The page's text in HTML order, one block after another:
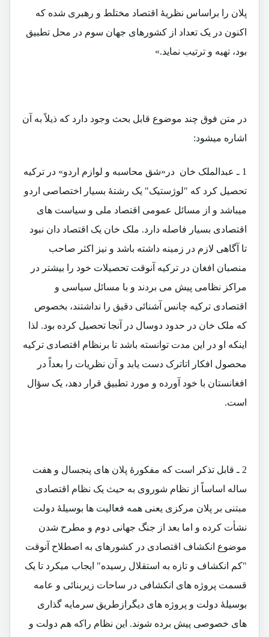
پلان را براساس نظریۀ اقتصاد مختلط و رهبری شده که
اکنون در یک تعداد از کشورهای جهان سوم در محل تطبیق
بود، تهیه و ترتیب نماید.»
در متن فوق چند موضوع قابل بحث وجود دارد که ذیلاً به آن
اشاره میشود:
1 ـ عبدالملک خان در«شق محاسبه و لوازم اردو» در ترکیه
تحصیل کرد که "لوژستیک" یک رشتۀ بسیار اختصاصی اردو
میباشد و از مسائل عمومی اقتصاد ملی و سیاست های
اقتصادی بسیار فاصله دارد. ملک خان یک اقتصاد دان نبود
تا آگاهی لازم در زمینه داشته باشد و نیز اکثر صاحب
منصبان افغان در ترکیه آنوقت تحصیلات خود را بیشتر در
مراکز نظامی پیش می بردند و با مسائل سیاسی و
اقتصادی ترکیه چانس آشنائی دقیق را نداشتند، بخصوص
که ملک خان در حدود دوسال در آنجا تحصیل کرده بود. لذا
اینکه او در این مدت توانسته باشد تا برنظام اقتصادی ترکیه
محصول افکار اتاترک دست یابد و آن نظریات را بعداً در
افغانستان با خود آورده و مورد تطبیق قرار دهد، یک سؤال
است.
2 ـ قابل تذکر است که مفکورۀ پلان های پنجسال و هفت
ساله اساساً از نظام شوروی به حیث یک نظام اقتصادی
مبتنی بر پلان مرکزی یعنی همه فعالیت ها بوسیلۀ دولت
نشأت کرده و اما بعد از جنگ جهانی دوم و مطرح شدن
موضوع انکشاف اقتصادی در کشورهای به اصطلاح آنوقت
"کم انکشاف و تازه به استقلال رسیده" ایجاب میکرد تا یک
قسمت پروژه های انکشافی در ساحات زیربنائی و عامه
بوسیلۀ دولت و پروژه های دیگرازطریق سرمایه گذاری
های خصوصی پیش برده شوند. این نظام راکه هم دولت و